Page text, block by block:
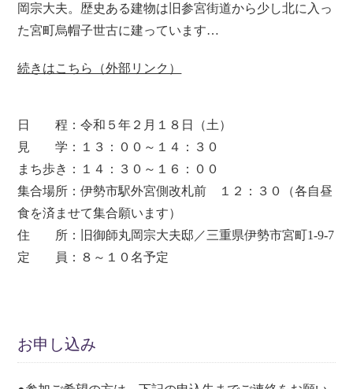
岡宗大夫。歴史ある建物は旧参宮街道から少し北に入っ
た宮町烏帽子世古に建っています…
続きはこちら（外部リンク）
日 程：令和５年２月１８日（土）
見 学：１３：００～１４：３０
まち歩き：１４：３０～１６：００
集合場所：伊勢市駅外宮側改札前 １２：３０（各自昼
食を済ませて集合願います）
住 所：旧御師丸岡宗大夫邸／三重県伊勢市宮町1-9-7
定 員：８～１０名予定
お申し込み